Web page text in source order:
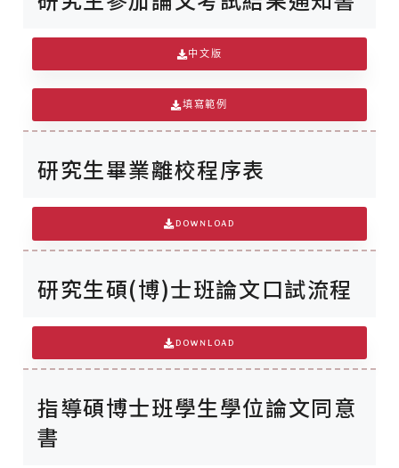
中文版
填寫範例
研究生畢業離校程序表
DOWNLOAD
研究生碩(博)士班論文口試流程
DOWNLOAD
指導碩博士班學生學位論文同意
書